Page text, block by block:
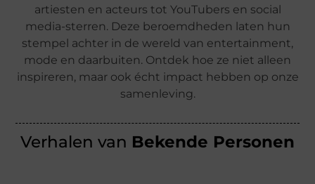
artiesten en acteurs tot YouTubers en social
media-sterren. Deze beroemdheden laten hun
stempel achter in de wereld van entertainment,
mode en daarbuiten. Ontdek hoe ze niet alleen
inspireren, maar ook écht impact hebben op onze
samenleving.
Verhalen van Bekende Personen